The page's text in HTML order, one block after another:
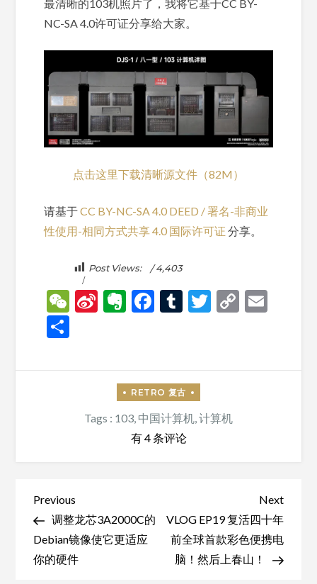
最清晰的103机照片了，我将它基于CC BY-
NC-SA 4.0许可证分享给大家。
点击这里下载清晰源文件（82M）
请基于CC BY-NC-SA 4.0 DEED / 署名-非商业
性使用-相同方式共享 4.0 国际许可证 分享。
Post Views: 4,403
WeChat
SinaEvernote
Facebook
Tumblr
Twitter
Copy
Tags : 103, 中国计算机,计算机
也
有
史
有 4 条评论
文
章
导
航
Previous
Post
Previous
调整龙芯3A2000C的
Debian镜像使它更适应
你的硬件
Next
Post
Next
VLOG EP19 复活四十年
前全球首款彩色便携电
脑！然后上春山！